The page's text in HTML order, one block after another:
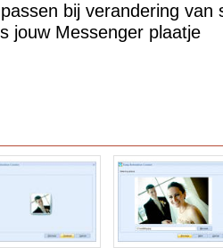
bij verandering van
jouw Messenger plaatje